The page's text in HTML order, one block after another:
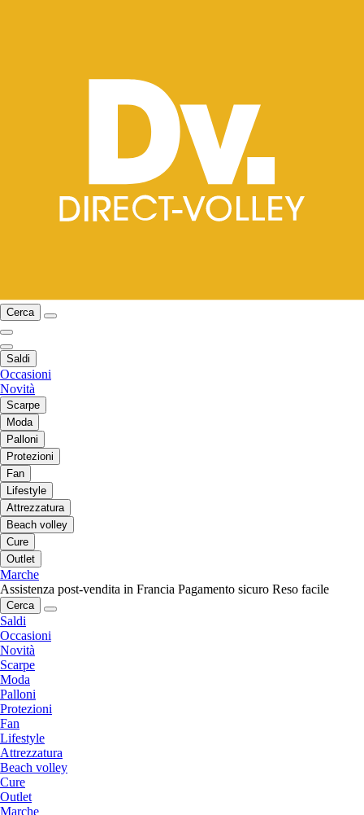
Cerca
Saldi
Occasioni
Novità
Scarpe
Moda
Palloni
Protezioni
Fan
Lifestyle
Attrezzatura
Beach volley
Cure
Outlet
Marche
Assistenza post-vendita in Francia Pagamento sicuro Reso facile
Cerca
Saldi
Occasioni
Novità
Scarpe
Moda
Palloni
Protezioni
Fan
Lifestyle
Attrezzatura
Beach volley
Cure
Outlet
Marche